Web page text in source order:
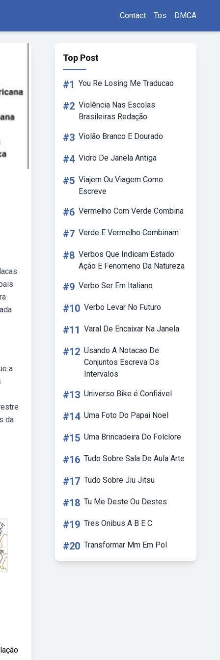
Contact Tos DMCA
a
da
Top Post
#1 You Re Losing Me Traducao
#2 Violência Nas Escolas
Brasileiras Redação
#3 Violão Branco E Dourado
#4 Vidro De Janela Antiga
#5 Viajem Ou Viagem Como
Escreve
#6 Vermelho Com Verde Combina
#7 Verde E Vermelho Combinam
#8 Verbos Que Indicam Estado
Ação E Fenomeno Da Natureza
#9 Verbo Ser Em Italiano
#10 Verbo Levar No Futuro
#11 Varal De Encaixar Na Janela
#12 Usando A Notacao De
Conjuntos Escreva Os
Intervalos
#13 Universo Bike é Confiável
#14 Uma Foto Do Papai Noel
#15 Uma Brincadeira Do Folclore
#16 Tudo Sobre Sala De Aula Arte
#17 Tudo Sobre Jiu Jitsu
#18 Tu Me Deste Ou Destes
#19 Tres Onibus A B E C
#20 Transformar Mm Em Pol